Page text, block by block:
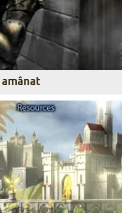
amânat